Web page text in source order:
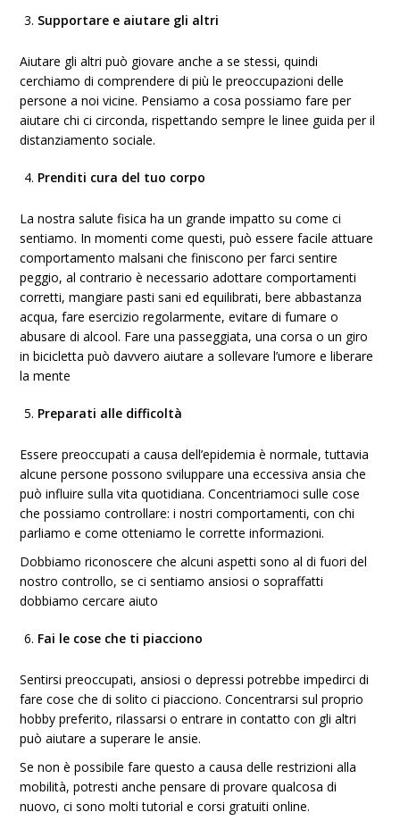
Supportare e aiutare gli altri
Aiutare gli altri può giovare anche a se stessi, quindi
cerchiamo di comprendere di più le preoccupazioni delle
persone a noi vicine. Pensiamo a cosa possiamo fare per
aiutare chi ci circonda, rispettando sempre le linee guida per il
distanziamento sociale.
Prenditi cura del tuo corpo
La nostra salute fisica ha un grande impatto su come ci
sentiamo. In momenti come questi, può essere facile attuare
comportamento malsani che finiscono per farci sentire
peggio, al contrario è necessario adottare comportamenti
corretti, mangiare pasti sani ed equilibrati, bere abbastanza
acqua, fare esercizio regolarmente, evitare di fumare o
abusare di alcool. Fare una passeggiata, una corsa o un giro
in bicicletta può davvero aiutare a sollevare l’umore e liberare
la mente
Preparati alle difficoltà
Essere preoccupati a causa dell’epidemia è normale, tuttavia
alcune persone possono sviluppare una eccessiva ansia che
può influire sulla vita quotidiana. Concentriamoci sulle cose
che possiamo controllare: i nostri comportamenti, con chi
parliamo e come otteniamo le corrette informazioni.
Dobbiamo riconoscere che alcuni aspetti sono al di fuori del
nostro controllo, se ci sentiamo ansiosi o sopraffatti
dobbiamo cercare aiuto
Fai le cose che ti piacciono
Sentirsi preoccupati, ansiosi o depressi potrebbe impedirci di
fare cose che di solito ci piacciono. Concentrarsi sul proprio
hobby preferito, rilassarsi o entrare in contatto con gli altri
può aiutare a superare le ansie.
Se non è possibile fare questo a causa delle restrizioni alla
mobilità, potresti anche pensare di provare qualcosa di
nuovo, ci sono molti tutorial e corsi gratuiti online.